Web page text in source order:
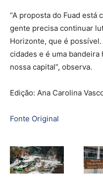
“A proposta do Fuad está
gente precisa continuar
Horizonte, que é
cidades e é uma
nossa capital”, observa.
Edição: Ana Carolina
Fonte Original